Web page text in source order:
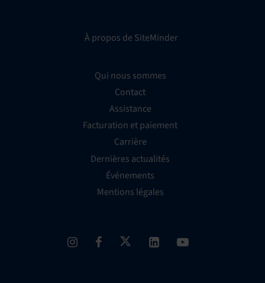
À propos de SiteMinder
Qui nous sommes
Contact
Assistance
Facturation et paiement
Carrière
Dernières actualités
Événements
Mentions légales